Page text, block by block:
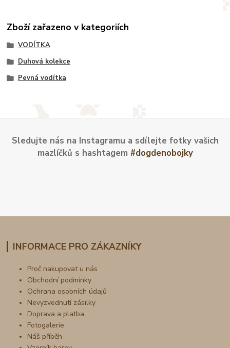
Zboží zařazeno v kategoriích
VODÍTKA
Duhová kolekce
Pevná vodítka
Sledujte nás na Instagramu a sdílejte fotky vašich
mazlíčků s hashtagem #dogdenobojky
INFORMACE PRO ZÁKAZNÍKY
Proč nakupovat u nás
Obchodní podmínky
Ochrana osobních údajů
Nevyzvednutí zásilky
Doprava a platba
Fotogalerie
Náš příběh